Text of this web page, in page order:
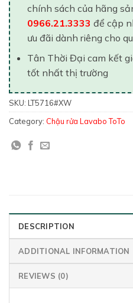
chính sách của hãng
0966.21.3333 để cập
ưu đãi dành riêng cho
Tân Thời Đại cam kết
tốt nhất thị trường
SKU: LT5716#XW
Category: Chậu rửa Lavabo ToTo
DESCRIPTION
ADDITIONAL INFORMATION
REVIEWS (0)